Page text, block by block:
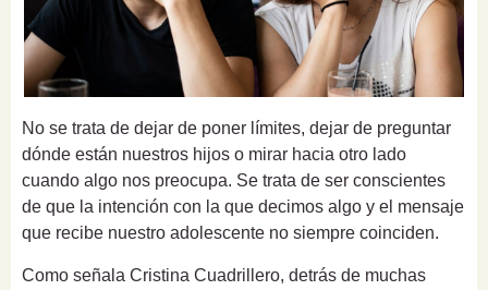
No se trata de dejar de poner límites, dejar de preguntar
dónde están nuestros hijos o mirar hacia otro lado
cuando algo nos preocupa. Se trata de ser conscientes
de que la intención con la que decimos algo y el mensaje
que recibe nuestro adolescente no siempre coinciden.
Como señala Cristina Cuadrillero, detrás de muchas